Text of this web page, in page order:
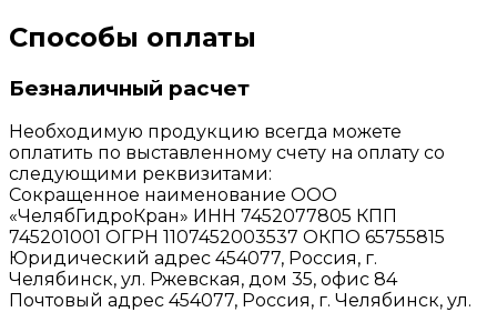
Способы оплаты
Безналичный расчет
Необходимую продукцию всегда можете
оплатить по выставленному счету на оплату со
следующими реквизитами:
Сокращенное наименование ООО
«ЧелябГидроКран» ИНН 7452077805 КПП
745201001 ОГРН 1107452003537 ОКПО 65755815
Юридический адрес 454077, Россия, г.
Челябинск, ул. Ржевская, дом 35, офис 84
Почтовый адрес 454077, Россия, г. Челябинск, ул.